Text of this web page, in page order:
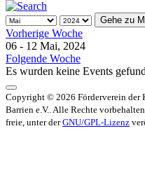
Gehe zu
Vorherige Woche
06 - 12 Mai, 2024
Folgende Woche
Es wurden keine Events
Copyright © 2026 Förderverein der
Barrien e.V.. Alle Rechte
freie, unter derGNU/GPL-Lizenz